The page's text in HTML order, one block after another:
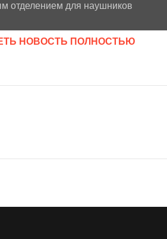
отделением для наушников
НОВОСТЬ ПОЛНОСТЬЮ